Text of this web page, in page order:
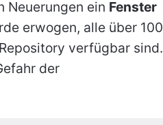
Neuerungen ein Fenster
erwogen, alle über 100
verfügbar sind.
der